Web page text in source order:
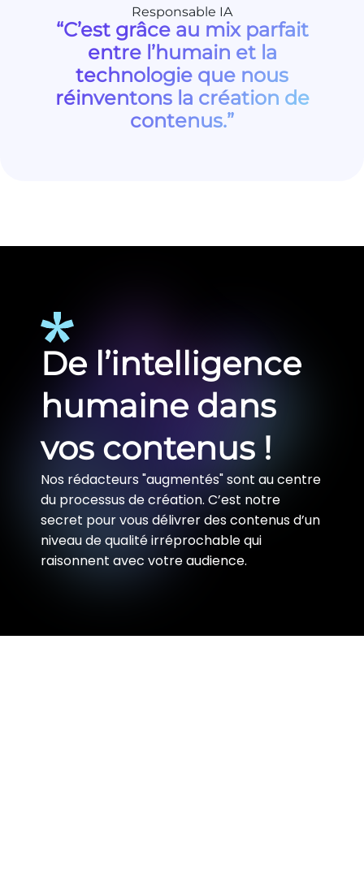
Responsable IA
“C’est grâce au mix parfait
entre l’humain et la
technologie que nous
réinventons la création de
contenus.”
De l’intelligence
humaine dans
vos contenus !
Nos rédacteurs "augmentés" sont au centre
du processus de création. C’est notre
secret pour vous délivrer des contenus d’un
niveau de qualité irréprochable qui
raisonnent avec votre audience.